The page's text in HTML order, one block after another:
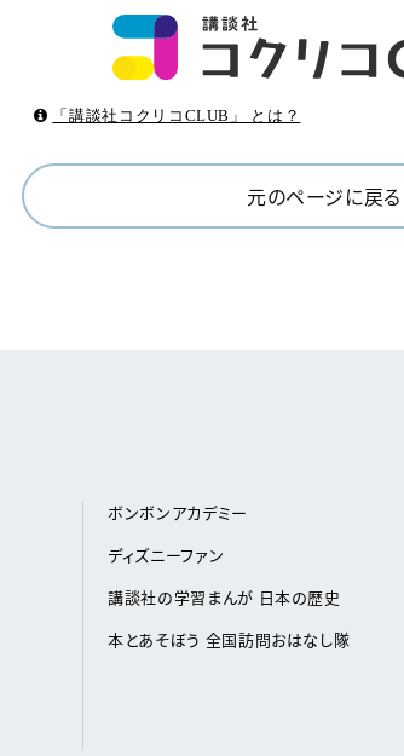
「講談社コクリコCLUB」 とは？
元のページに戻る
ボンボンアカデミー
ディズニーファン
講談社の学習まんが 日本の歴史
本とあそぼう 全国訪問おはなし隊